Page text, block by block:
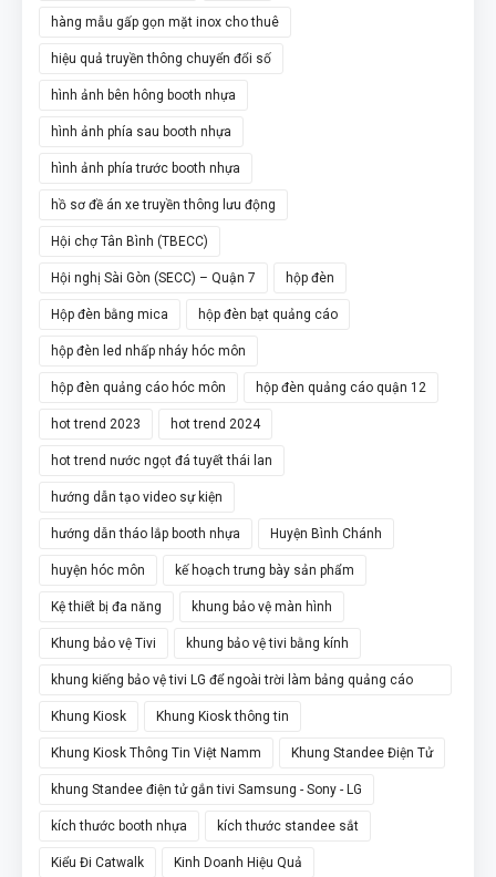
hàng mẫu gấp gọn mặt inox cho thuê
hiệu quả truyền thông chuyển đổi số
hình ảnh bên hông booth nhựa
hình ảnh phía sau booth nhựa
hình ảnh phía trước booth nhựa
hồ sơ đề án xe truyền thông lưu động
Hội chợ Tân Bình (TBECC)
Hội nghị Sài Gòn (SECC) – Quận 7 hộp đèn
Hộp đèn bằng mica hộp đèn bạt quảng cáo
hộp đèn led nhấp nháy hóc môn
hộp đèn quảng cáo hóc môn hộp đèn quảng cáo quận 12
hot trend 2023 hot trend 2024
hot trend nước ngọt đá tuyết thái lan
hướng dẫn tạo video sự kiện
hướng dẫn tháo lắp booth nhựa Huyện Bình Chánh
huyện hóc môn kế hoạch trưng bày sản phẩm
Kệ thiết bị đa năng khung bảo vệ màn hình
Khung bảo vệ Tivi khung bảo vệ tivi bằng kính
khung kiếng bảo vệ tivi LG để ngoài trời làm bảng quảng cáo
chân đứng
Khung Kiosk Khung Kiosk thông tin
Khung Kiosk Thông Tin Việt Namm Khung Standee Điện Tử
khung Standee điện tử gắn tivi Samsung - Sony - LG
kích thước booth nhựa kích thước standee sắt
Kiểu Đi Catwalk Kinh Doanh Hiệu Quả